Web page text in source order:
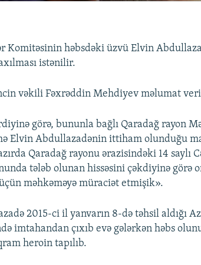
Komitəsinin həbsdəki üzvü Elvin
istənilir.
vəkili Fəxrəddin Mehdiyev məlumat
görə, bununla bağlı Qaradağ rayon
Elvin Abdullazadənin ittiham olunduğu
Qaradağ rayonu ərazisindəki 14 saylı
tələb olunan hissəsini çəkdiyinə görə
məhkəməyə müraciət etmişik».
2015-ci il yanvarın 8-də təhsil aldığı
imtahandan çıxıb evə gələrkən həbs
heroin tapılıb.